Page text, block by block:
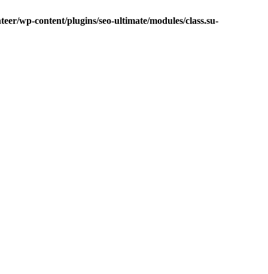
wp-content/plugins/seo-ultimate/modules/class.su-